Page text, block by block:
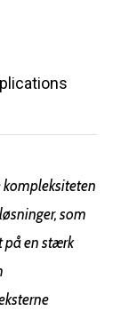
kompleksiteten
som
på en stærk